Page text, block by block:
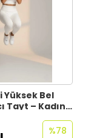
Yüksek Bel
Tayt – Kadın
Kullanım
%78